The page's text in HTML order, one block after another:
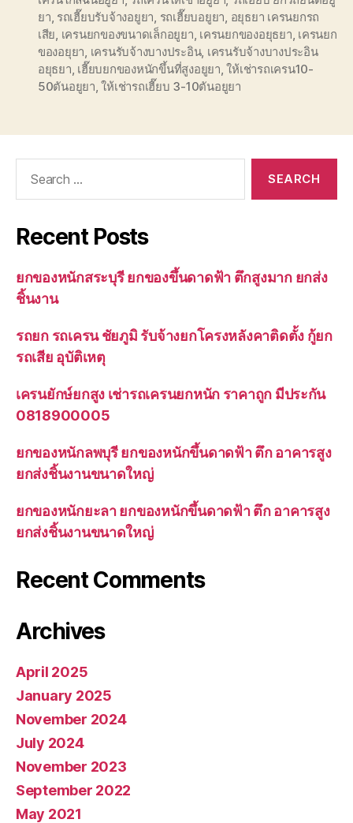
ยา รถเฮี๊ยบรับจ้างอยูยา รถเฮี๊ยบอยูยา อยุธยา เครนยกรถ
เสีย เครนยกของขนาดเล็กอยูยา เครนยกของอยุธยา เครนยก
ของอยุยา เครนรับจ้างบางประอิน, เครนรับจ้างบางประอิน
อยุธยา เฮี๊ยบยกของหนักขึ้นที่สูงอยูยา ,ให้เช่ารถเครน10-
50ตันอยูยา ,ให้เช่ารถเฮี๊ยบ 3-10ตันอยูยา
Recent Posts
ยกของหนักสระบุรี ยกของขึ้นดาดฟ้า ตึกสูงมาก ยกส่ง
ชิ้นงาน
รถยก รถเครน ชัยภูมิ รับจ้างยกโครงหลังคาติดตั้ง กู้ยก
รถเสีย อุบัติเหตุ
เครนยักษ์ยกสูง เช่ารถเครนยกหนัก ราคาถูก มีประกัน
0818900005
ยกของหนักลพบุรี ยกของหนักขึ้นดาดฟ้า ตึก อาคารสูง
ยกส่งชิ้นงานขนาดใหญ่
ยกของหนักยะลา ยกของหนักขึ้นดาดฟ้า ตึก อาคารสูง
ยกส่งชิ้นงานขนาดใหญ่
Recent Comments
Archives
April 2025
January 2025
November 2024
July 2024
November 2023
September 2022
May 2021